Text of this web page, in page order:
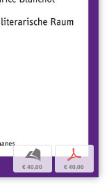
b
€ 40,00
p
€ 40,00